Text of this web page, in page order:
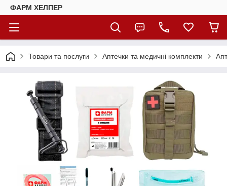
ФАРМ ХЕЛПЕР
Товари та послуги Аптечки та медичні комплекти